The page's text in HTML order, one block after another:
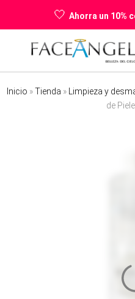
🤍 Ahorra un 10%
No products in
Inicio »Tienda » Limpieza y
de